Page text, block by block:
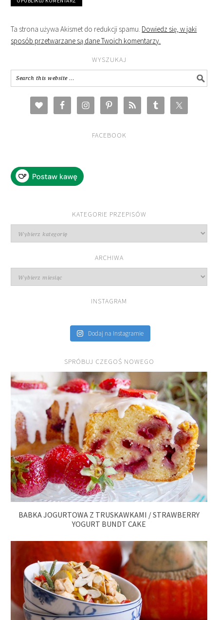
Ta strona używa Akismet do redukcji spamu. Dowiedz się, w jaki
sposób przetwarzane są dane Twoich komentarzy.
WYSZUKAJ
FACEBOOK
KATEGORIE PRZEPISÓW
przepisów
ARCHIWA
INSTAGRAM
Dodaj na Instagramie
SPRÓBUJ CZEGOŚ NOWEGO
BABKA JOGURTOWA Z TRUSKAWKAMI / STRAWBERRY
YOGURT BUNDT CAKE